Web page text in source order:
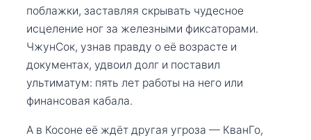
поблажки, заставляя скрывать чудесное
исцеление ног за железными фиксаторами.
ЧжунСок, узнав правду о её возрасте и
документах, удвоил долг и поставил
ультиматум: пять лет работы на него или
финансовая кабала.
А в Косоне её ждёт другая угроза — КванГо,